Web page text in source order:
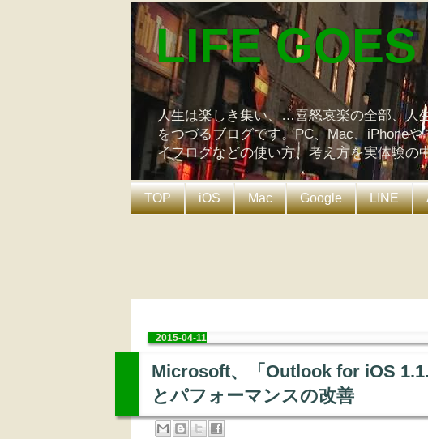
LIFE
人生は楽しき集い、…喜怒哀楽の全部、人
をつづるブログです。PC、Mac、iPhone
イフログなどの使い方、考え方を実体験の
TOP iOS Mac Google LINE
2015-04-11
Microsoft、「Outlook for iOS
とパフォーマンスの改善